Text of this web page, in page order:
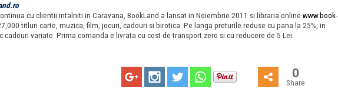
cu clientii intalniti in Caravana, BookLand a lansat in Noiembrie 2011 si libraria online www.book-
titluri carte, muzica, film, jocuri, cadouri si birotica. Pe langa preturile reduse cu pana la 25%, in
cadouri variate. Prima comanda e livrata cu cost de transport zero si cu reducere de 5 Lei.
0
Share